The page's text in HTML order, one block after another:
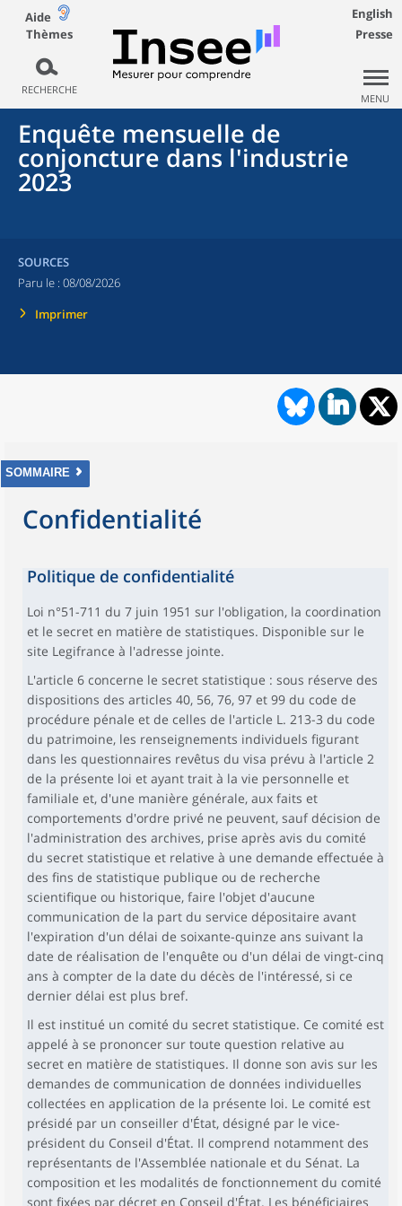
Aide
Thèmes
RECHERCHE
English
Presse
MENU
Enquête mensuelle de
conjoncture dans l'industrie
2023
SOURCES
Paru le : 08/08/2026
Imprimer
SOMMAIRE
Confidentialité
Politique de confidentialité
Loi n°51-711 du 7 juin 1951 sur l'obligation, la coordination
et le secret en matière de statistiques. Disponible sur le
site Legifrance à l'adresse jointe.
L'article 6 concerne le secret statistique : sous réserve des
dispositions des articles 40, 56, 76, 97 et 99 du code de
procédure pénale et de celles de l'article L. 213-3 du code
du patrimoine, les renseignements individuels figurant
dans les questionnaires revêtus du visa prévu à l'article 2
de la présente loi et ayant trait à la vie personnelle et
familiale et, d'une manière générale, aux faits et
comportements d'ordre privé ne peuvent, sauf décision de
l'administration des archives, prise après avis du comité
du secret statistique et relative à une demande effectuée à
des fins de statistique publique ou de recherche
scientifique ou historique, faire l'objet d'aucune
communication de la part du service dépositaire avant
l'expiration d'un délai de soixante-quinze ans suivant la
date de réalisation de l'enquête ou d'un délai de vingt-cinq
ans à compter de la date du décès de l'intéressé, si ce
dernier délai est plus bref.
Il est institué un comité du secret statistique. Ce comité est
appelé à se prononcer sur toute question relative au
secret en matière de statistiques. Il donne son avis sur les
demandes de communication de données individuelles
collectées en application de la présente loi. Le comité est
présidé par un conseiller d'État, désigné par le vice-
président du Conseil d'État. Il comprend notamment des
représentants de l'Assemblée nationale et du Sénat. La
composition et les modalités de fonctionnement du comité
sont fixées par décret en Conseil d'État. Les bénéficiaires